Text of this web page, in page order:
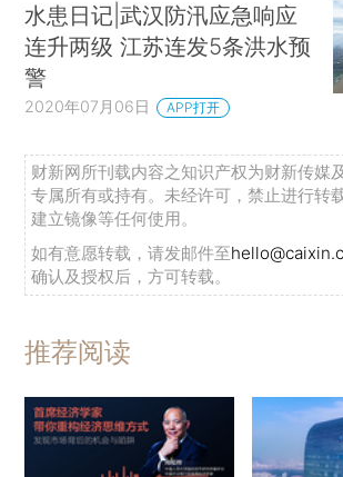
水患日记|武汉防汛应急响应
连升两级 江苏连发5条洪水预
警
2020年07月06日 APP打开
财新网所刊载内容之知识产权为财新传媒
专属所有或持有。未经许可，禁止进行转
建立镜像等任何使用。
如有意愿转载，请发邮件至
确认及授权后，方可转载。
推荐阅读